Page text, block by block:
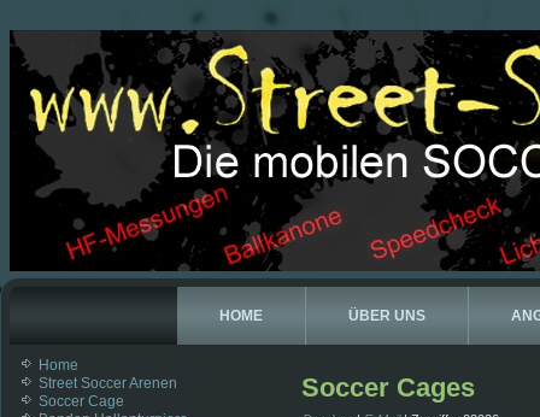
HOME ÜBER UNS
Home
Street Soccer Arenen
Soccer Cage
Soccer Cages